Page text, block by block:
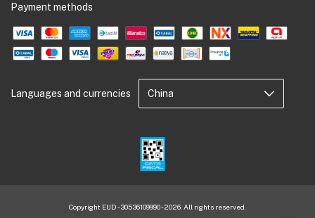
Payment methods
Languages and currencies
Copyright EUD - 30536109990 - 2026. All rights reserved.